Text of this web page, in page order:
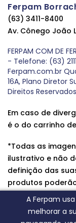
A Ferpam
melhorar a
Ferpam
(63) 3411-8400
Av. Cônego João
FERPAM COM DE
- Telefone: (63)
Ferpam.com.br
16A, Plano Diretor
Direitos
Em caso de
é o do carrinho
*Todas as
ilustrativo e não
definição das
produtos
fornecedores,
entre em contato